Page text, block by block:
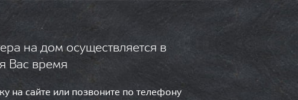
на дом осуществляется в
Вас время
на сайте или позвоните по телефону